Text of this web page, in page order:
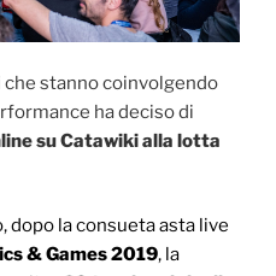
stanno coinvolgendo
ha deciso di
su Catawiki alla lotta
dopo la consueta asta live
& Games 2019, la